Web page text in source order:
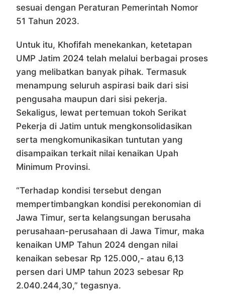
sesuai dengan Peraturan Pemerintah Nomor
51 Tahun 2023.
Untuk itu, Khofifah menekankan, ketetapan
UMP Jatim 2024 telah melalui berbagai proses
yang melibatkan banyak pihak. Termasuk
menampung seluruh aspirasi baik dari sisi
pengusaha maupun dari sisi pekerja.
Sekaligus, lewat pertemuan tokoh Serikat
Pekerja di Jatim untuk mengkonsolidasikan
serta mengkomunikasikan tuntutan yang
disampaikan terkait nilai kenaikan Upah
Minimum Provinsi.
“Terhadap kondisi tersebut dengan
mempertimbangkan kondisi perekonomian di
Jawa Timur, serta kelangsungan berusaha
perusahaan-perusahaan di Jawa Timur, maka
kenaikan UMP Tahun 2024 dengan nilai
kenaikan sebesar Rp 125.000,- atau 6,13
persen dari UMP tahun 2023 sebesar Rp
2.040.244,30,” tegasnya.